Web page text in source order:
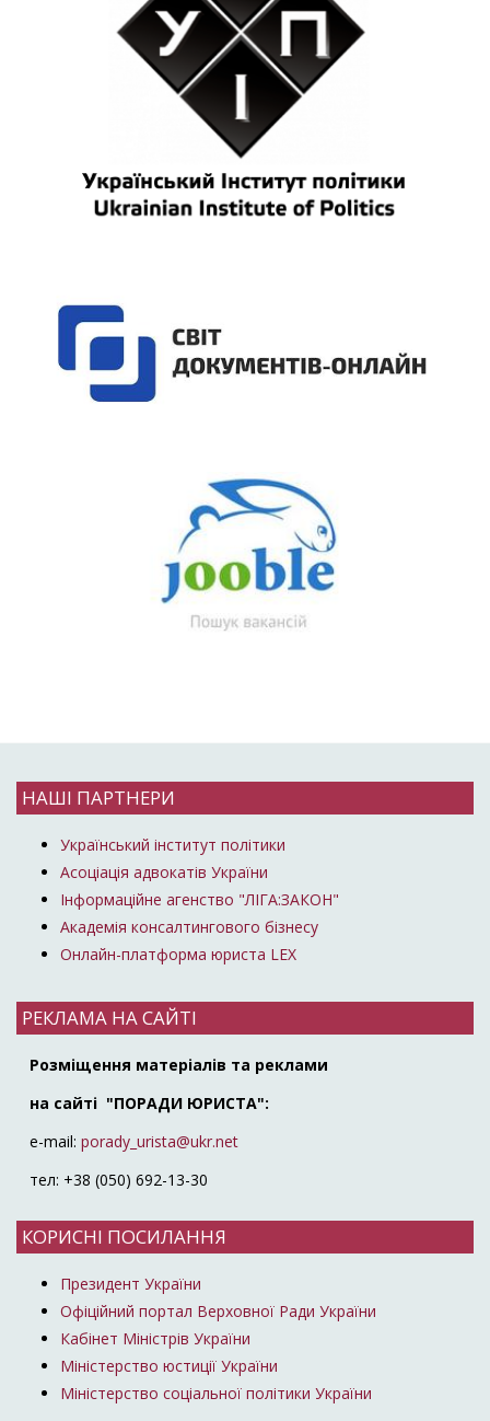
НАШІ ПАРТНЕРИ
Український інститут політики
Асоціація адвокатів України
Інформаційне агенство "ЛІГА:ЗАКОН"
Академія консалтингового бізнесу
Онлайн-платформа юриста LEX
РЕКЛАМА НА САЙТІ
Розміщення матеріалів та реклами
на сайті "ПОРАДИ ЮРИСТА":
e-mail: porady_urista@ukr.net
тел: +38 (050) 692-13-30
КОРИСНІ ПОСИЛАННЯ
Президент України
Офіційний портал Верховної Ради України
Кабінет Міністрів України
Міністерство юстиції України
Міністерство соціальної політики України